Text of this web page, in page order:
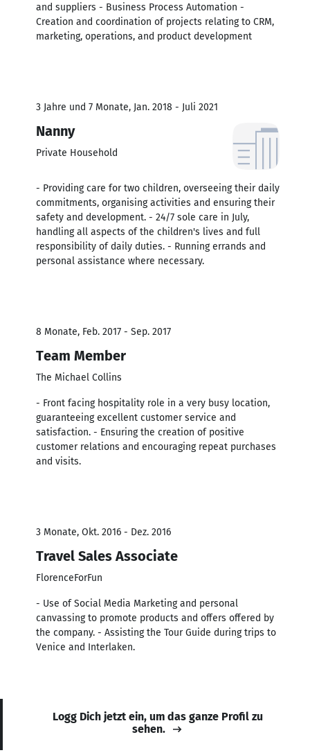
and suppliers - Business Process Automation -
Creation and coordination of projects relating to CRM,
marketing, operations, and product development
3 Jahre und 7 Monate, Jan. 2018 - Juli 2021
Nanny
Private Household
- Providing care for two children, overseeing their daily
commitments, organising activities and ensuring their
safety and development. - 24/7 sole care in July,
handling all aspects of the children's lives and full
responsibility of daily duties. - Running errands and
personal assistance where necessary.
8 Monate, Feb. 2017 - Sep. 2017
Team Member
The Michael Collins
- Front facing hospitality role in a very busy location,
guaranteeing excellent customer service and
satisfaction. - Ensuring the creation of positive
customer relations and encouraging repeat purchases
and visits.
3 Monate, Okt. 2016 - Dez. 2016
Travel Sales Associate
FlorenceForFun
- Use of Social Media Marketing and personal
canvassing to promote products and offers offered by
the company. - Assisting the Tour Guide during trips to
Venice and Interlaken.
Logg Dich jetzt ein, um das ganze Profil zu
sehen.